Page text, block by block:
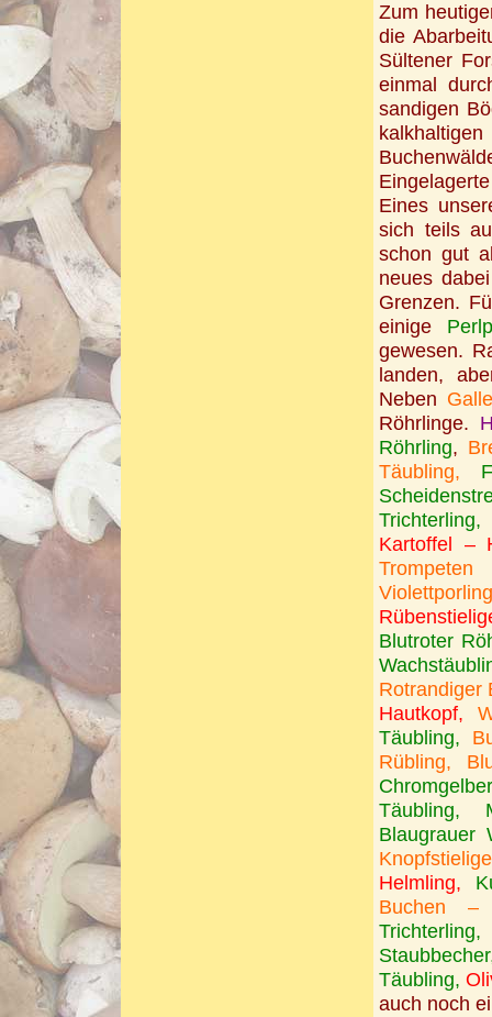
Zum
die
Sültener
einmal
sandigen
Eines
sich teils
schon gut
neues
Grenzen.
einige
gewesen.
landen,
Neben
Röhrlinge.
Röhrling,
Täubling,
Trichterling,
Kartoffel –
Blutroter
Rotrandiger
Hautkopf,
Täubling,
Rübling,
Täubling,
Blaugrauer
Helmling,
Buchen –
Täubling,
auch noch